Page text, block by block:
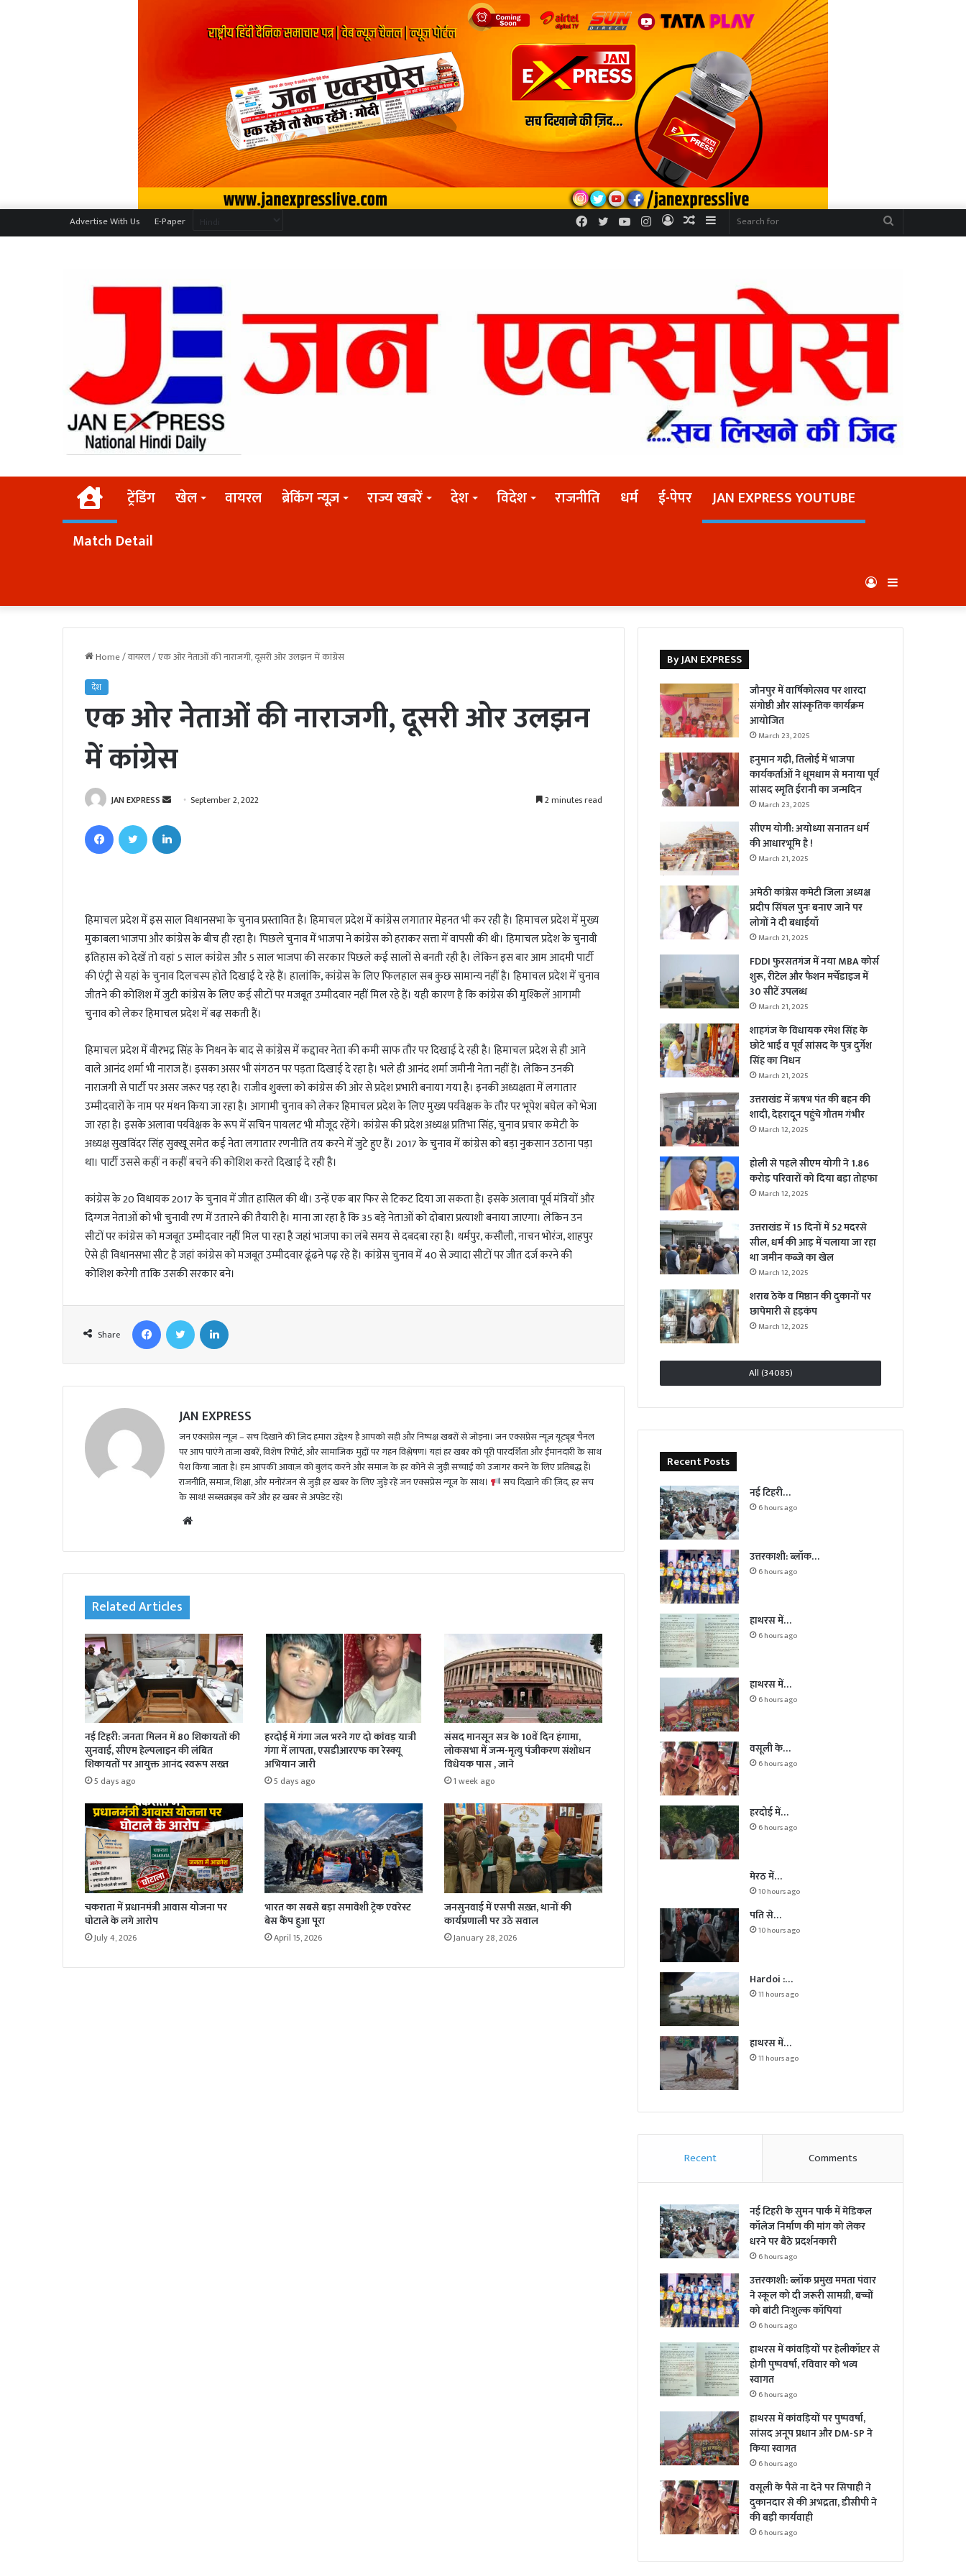
Advertise With Us E-Paper Sidebar
Random
Log
Instagram
YouTube
Twitter
Facebook
Homeट्रेंडिंग खेल वायरल ब्रेकिंग न्यूज़ राज्य खबरें देश विदेश राजनीति धर्म ई-पेपर
JAN EXPRESS YOUTUBE
Match Detail
Log
In
Home/वायरल/एक ओर नेताओं की नाराजगी, दूसरी ओर उलझन में कांग्रेस
देश
एक ओर नेताओं की नाराजगी, दूसरी ओर उलझन
में कांग्रेस
JAN EXPRESS
d
m
a
i
l
September 2, 2022 2 minutes read
हिमाचल प्रदेश में इस साल विधानसभा के चुनाव प्रस्तावित है। हिमाचल प्रदेश में कांग्रेस लगातार मेहनत भी कर रही है। हिमाचल प्रदेश में मुख्य
मुकाबला भाजपा और कांग्रेस के बीच ही रहा है। पिछले चुनाव में भाजपा ने कांग्रेस को हराकर सत्ता में वापसी की थी। हिमाचल प्रदेश के चुनावी
इतिहास को देखें तो यहां 5 साल कांग्रेस और 5 साल भाजपा की सरकार पिछले कई सालों से बनती रही है। लेकिन इस बार आम आदमी पार्टी
की एंट्री से यहां के चुनाव दिलचस्प होते दिखाई दे रहे हैं। हालांकि, कांग्रेस के लिए फिलहाल सब कुछ सामान्य नहीं है। हिमाचल प्रदेश में चुनाव
जीतने की कोशिश में जुटी कांग्रेस के लिए कई सीटों पर मजबूत उम्मीदवार नहीं मिल रहे हैं। यही कारण है कि कांग्रेस की मुश्किलें आगामी
चुनाव को लेकर हिमाचल प्रदेश में बढ़ सकती हैं।
हिमाचल प्रदेश में वीरभद्र सिंह के निधन के बाद से कांग्रेस में कद्दावर नेता की कमी साफ तौर पर दिखाई दे रही है। हिमाचल प्रदेश से ही आने
वाले आनंद शर्मा भी नाराज हैं। इसका असर भी संगठन पर पड़ता दिखाई दे रहा है। भले ही आनंद शर्मा जमीनी नेता नहीं हैं। लेकिन उनकी
नाराजगी से पार्टी पर असर जरूर पड़ रहा है। राजीव शुक्ला को कांग्रेस की ओर से प्रदेश प्रभारी बनाया गया है। इनकी अध्यक्षता में लगातार
उम्मीदवारों के नाम पर मंथन किया जा रहा है। आगामी चुनाव को लेकर हिमाचल प्रदेश के लिए मुख्य पर्यवेक्षक के तौर पर भूपेश बघेल को भेजा
जा रहा है। इसके अलावा पर्यवेक्षक के रूप में सचिन पायलट भी मौजूद रहेंगे। कांग्रेस की प्रदेश अध्यक्ष प्रतिभा सिंह, चुनाव प्रचार कमेटी के
अध्यक्ष सुखविंदर सिंह सुक्खू समेत कई नेता लगातार रणनीति तय करने में जुटे हुए हैं। 2017 के चुनाव में कांग्रेस को बड़ा नुकसान उठाना पड़ा
था। पार्टी उससे कहीं न कहीं बचने की कोशिश करते दिखाई दे रही है।
कांग्रेस के 20 विधायक 2017 के चुनाव में जीत हासिल की थी। उन्हें एक बार फिर से टिकट दिया जा सकता है। इसके अलावा पूर्व मंत्रियों और
दिग्गज नेताओं को भी चुनावी रण में उतारने की तैयारी है। माना जा रहा है कि 35 बड़े नेताओं को दोबारा प्रत्याशी बनाया जाएगा। लेकिन उन
सीटों पर कांग्रेस को मजबूत उम्मीदवार नहीं मिल पा रहा है जहां भाजपा का लंबे समय से दबदबा रहा है। धर्मपुर, कसौली, नाचन भोरंज, शाहपुर
ऐसे ही विधानसभा सीट है जहां कांग्रेस को मजबूत उम्मीदवार ढूंढने पढ़ रहे हैं। कांग्रेस चुनाव में 40 से ज्यादा सीटों पर जीत दर्ज करने की
कोशिश करेगी ताकि उसकी सरकार बने।
Share
JAN EXPRESS
जन एक्सप्रेस न्यूज़ – सच दिखाने की ज़िद हमारा उद्देश्य है आपको सही और निष्पक्ष खबरों से जोड़ना। जन एक्सप्रेस न्यूज़ यूट्यूब चैनल
पर आप पाएंगे ताजा खबरें, विशेष रिपोर्ट, और सामाजिक मुद्दों पर गहन विश्लेषण। यहां हर खबर को पूरी पारदर्शिता और ईमानदारी के साथ
पेश किया जाता है। हम आपकी आवाज़ को बुलंद करने और समाज के हर कोने से जुड़ी सच्चाई को उजागर करने के लिए प्रतिबद्ध हैं।
राजनीति, समाज, शिक्षा, और मनोरंजन से जुड़ी हर खबर के लिए जुड़े रहें जन एक्सप्रेस न्यूज़ के साथ।
सच दिखाने की ज़िद, हर सच
के साथ! सब्सक्राइब करें और हर खबर से अपडेट रहें।
te
Related Articles
नई टिहरी: जनता मिलन में 80 शिकायतों की
सुनवाई, सीएम हेल्पलाइन की लंबित
शिकायतों पर आयुक्त आनंद स्वरूप सख्त
5 days ago
हरदोई में गंगा जल भरने गए दो कांवड़ यात्री
गंगा में लापता, एसडीआरएफ का रेस्क्यू
अभियान जारी
5 days ago
संसद मानसून सत्र के 10वें दिन हंगामा,
लोकसभा में जन्म-मृत्यु पंजीकरण संशोधन
विधेयक पास , जाने
1 week ago
चकराता में प्रधानमंत्री आवास योजना पर
घोटाले के लगे आरोप
July 4, 2026
भारत का सबसे बड़ा समावेशी ट्रेक एवरेस्ट
बेस कैंप हुआ पूरा
April 15, 2026
जनसुनवाई में एसपी सख़्त, थानों की
कार्यप्रणाली पर उठे सवाल
January 28, 2026
By JAN EXPRESS
जौनपुर में वार्षिकोत्सव पर शारदा
संगोष्ठी और सांस्कृतिक कार्यक्रम
आयोजित
March 23, 2025
हनुमान गढ़ी, तिलोई में भाजपा
कार्यकर्ताओं ने धूमधाम से मनाया पूर्व
सांसद स्मृति ईरानी का जन्मदिन
March 23, 2025
सीएम योगी: अयोध्या सनातन धर्म
की आधारभूमि है !
March 21, 2025
अमेठी कांग्रेस कमेटी जिला अध्यक्ष
प्रदीप सिंघल पुनः बनाए जाने पर
लोगों ने दी बधाईयाँ
March 21, 2025
FDDI फुरसतगंज में नया MBA कोर्स
शुरू, रीटेल और फैशन मर्चेंडाइज में
30 सीटें उपलब्ध
March 21, 2025
शाहगंज के विधायक रमेश सिंह के
छोटे भाई व पूर्व सांसद के पुत्र दुर्गेश
सिंह का निधन
March 21, 2025
उत्तराखंड में ऋषभ पंत की बहन की
शादी, देहरादून पहुंचे गौतम गंभीर
March 12, 2025
होली से पहले सीएम योगी ने 1.86
करोड़ परिवारों को दिया बड़ा तोहफा
March 12, 2025
उत्तराखंड में 15 दिनों में 52 मदरसे
सील, धर्म की आड़ में चलाया जा रहा
था जमीन कब्जे का खेल
March 12, 2025
शराब ठेके व मिष्ठान की दुकानों पर
छापेमारी से हड़कंप
March 12, 2025
All (34085)
Recent Posts
नई टिहरी…
6 hours ago
उत्तरकाशी: ब्लॉक…
6 hours ago
हाथरस में…
6 hours ago
हाथरस में…
6 hours ago
वसूली के…
6 hours ago
हरदोई में…
6 hours ago
मेरठ में…
10 hours ago
पति से…
10 hours ago
Hardoi :…
11 hours ago
हाथरस में…
11 hours ago
Recent Comments
नई टिहरी के सुमन पार्क में मेडिकल
कॉलेज निर्माण की मांग को लेकर
धरने पर बैठे प्रदर्शनकारी
6 hours ago
उत्तरकाशी: ब्लॉक प्रमुख ममता पंवार
ने स्कूल को दी जरूरी सामग्री, बच्चों
को बांटी निःशुल्क कॉपियां
6 hours ago
हाथरस में कांवड़ियों पर हेलीकॉप्टर से
होगी पुष्पवर्षा, रविवार को भव्य
स्वागत
6 hours ago
हाथरस में कांवड़ियों पर पुष्पवर्षा,
सांसद अनूप प्रधान और DM-SP ने
किया स्वागत
6 hours ago
वसूली के पैसे ना देने पर सिपाही ने
दुकानदार से की अभद्रता, डीसीपी ने
की बड़ी कार्यवाही
6 hours ago